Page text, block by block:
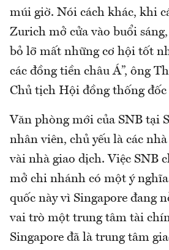
múi giờ. Nói cách khác, khi
Zurich mở cửa vào buổi
bỏ lỡ mất những cơ hội tốt
các đồng tiền châu Á”, ông
Chủ tịch Hội đồng thống đốc
Văn phòng mới của SNB tại
nhân viên, chủ yếu là các
vài nhà giao dịch. Việc SNB
mở chi nhánh có một ý
quốc này vì Singapore đang
vai trò một trung tâm tài
Singapore đã là trung tâm